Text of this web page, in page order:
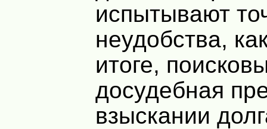
испытывают
неудобства,
итоге,
досудебная
взыскании